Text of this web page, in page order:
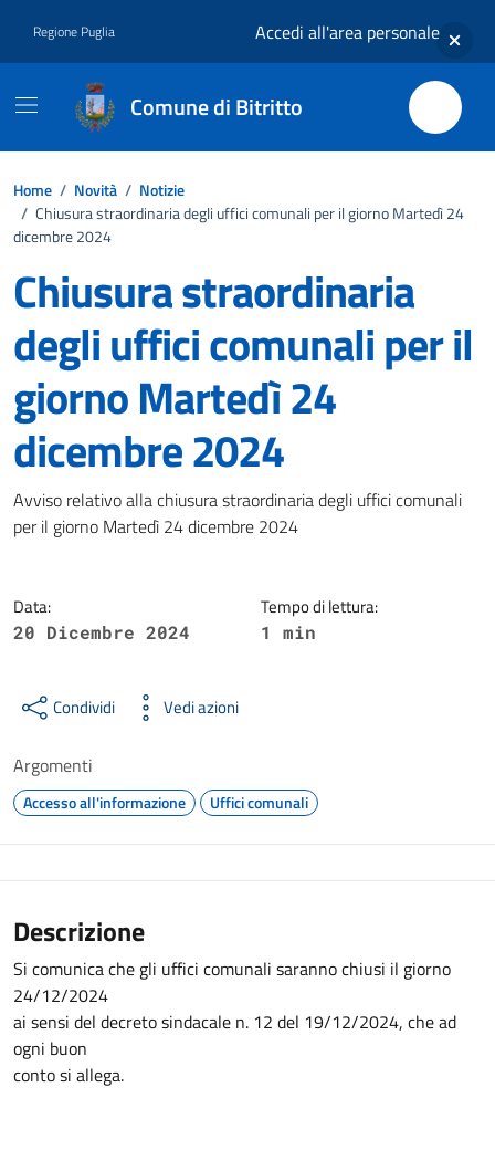
Regione Puglia Accedi all'area personale
Comune di Bitritto
Home / Novità / Notizie
/ Chiusura straordinaria degli uffici comunali per il giorno Martedì 24
dicembre 2024
Chiusura straordinaria
degli uffici comunali per il
giorno Martedì 24
dicembre 2024
Dettagli della notizia
Avviso relativo alla chiusura straordinaria degli uffici comunali
per il giorno Martedì 24 dicembre 2024
Data:
20 Dicembre 2024
Tempo di lettura:
1 min
Condividi Vedi azioni
Argomenti
Accesso all'informazione Uffici comunali
Descrizione
Si comunica che gli uffici comunali saranno chiusi il giorno
24/12/2024
ai sensi del decreto sindacale n. 12 del 19/12/2024, che ad
ogni buon
conto si allega.